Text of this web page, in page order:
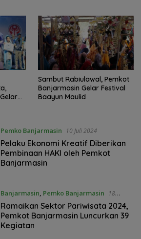
Sambut Rabiulawal, Pemkot
Banjarmasin Gelar Festival
Baayun Maulid
Pemko Banjarmasin 10 Juli 2024
Pelaku Ekonomi Kreatif Diberikan
Pembinaan HAKI oleh Pemkot
Banjarmasin
Banjarmasin, Pemko Banjarmasin
18
Februari 2024
Ramaikan Sektor Pariwisata 2024,
Pemkot Banjarmasin Luncurkan 39
Kegiatan